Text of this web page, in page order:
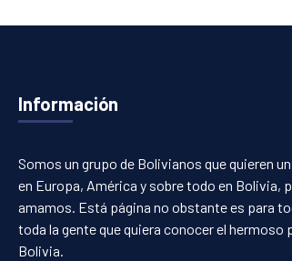
Información
Somos un grupo de Bolivianos que quieren
en Europa, América y sobre todo en Bolivia,
amamos. Está página no obstante es para
toda la gente que quiera conocer el hermoso
Bolivia.